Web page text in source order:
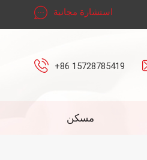
استشارة مجانية
+86 15728785419
مسكن